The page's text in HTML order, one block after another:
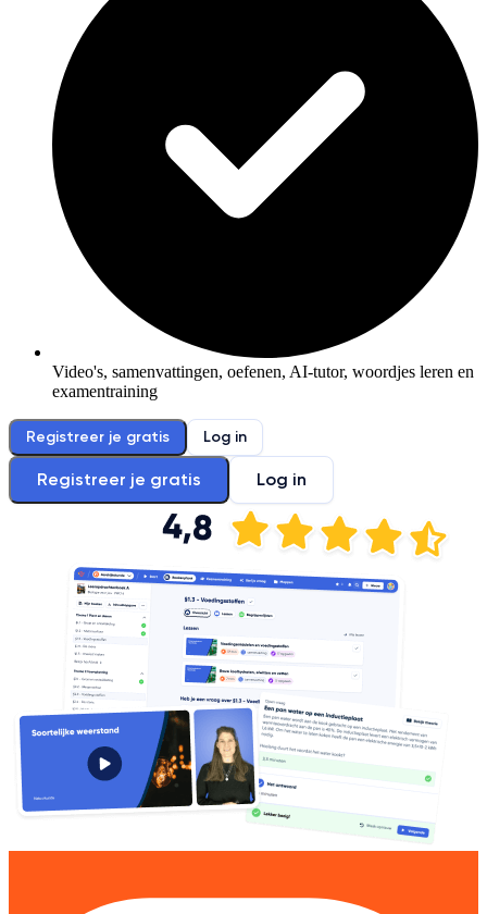
Video's, samenvattingen, oefenen, AI-tutor, woordjes leren en
examentraining
Registreer je gratis Log in
Registreer je gratis Log in